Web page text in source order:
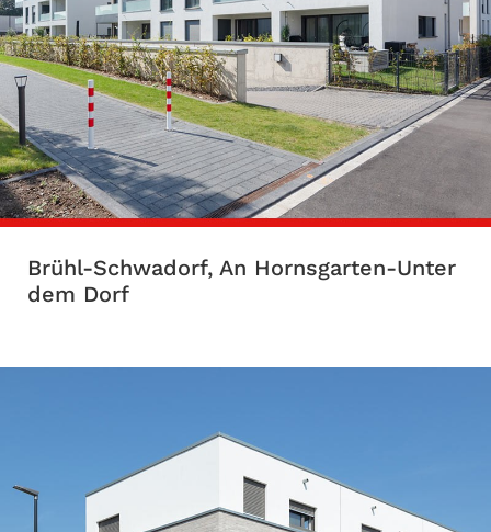
Brühl-Schwadorf, An Hornsgarten-Unter
dem Dorf